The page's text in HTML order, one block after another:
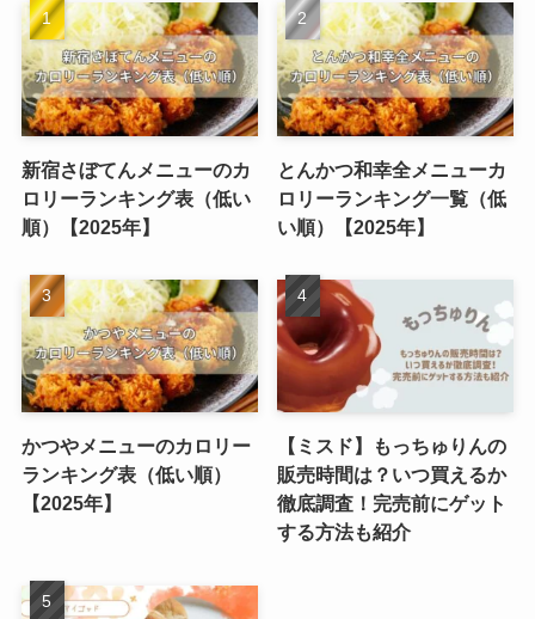
新宿さぼてんメニューのカ
ロリーランキング表（低い
順）【2025年】
とんかつ和幸全メニューカ
ロリーランキング一覧（低
い順）【2025年】
かつやメニューのカロリー
ランキング表（低い順）
【2025年】
【ミスド】もっちゅりんの
販売時間は？いつ買えるか
徹底調査！完売前にゲット
する方法も紹介